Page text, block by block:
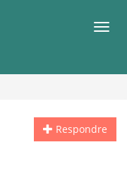
Respondre